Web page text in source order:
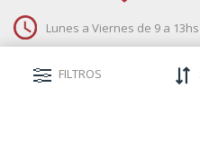
Lunes a Viernes de 9 a
FILTROS